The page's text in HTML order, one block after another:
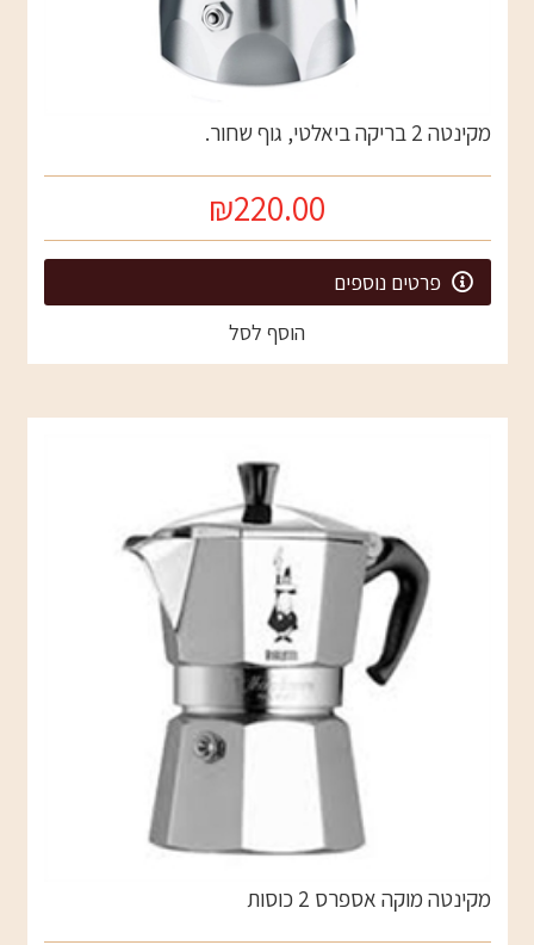
מקינטה 2 בריקה ביאלטי, גוף שחור.
₪220.00
פרטים נוספים
הוסף לסל
מקינטה מוקה אספרס 2 כוסות